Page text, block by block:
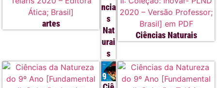
artes
ncia
s
Nat
urai
s
Ciências Naturais